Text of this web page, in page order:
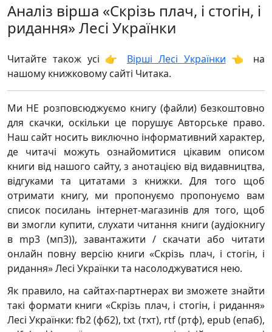
Аналіз вірша «Скрізь плач, і стогін, і
ридання» Лесі Українки
Читайте також усі 👉 Вірші Лесі Українки 👈 на
нашому книжковому сайті Читака.
Ми НЕ розповсюджуємо книгу (файли) безкоштовно
для скачки, оскільки це порушує Авторське право.
Наш сайт носить виключно інформативний характер,
де читачі можуть ознайомитися цікавим описом
книги від нашого сайту, з анотацією від видавництва,
відгуками та цитатами з книжки. Для того щоб
отримати книгу, ми пропонуємо пропонуємо вам
список посилань інтернет-магазинів для того, щоб
ви змогли купити, слухати читання книги (аудіокнигу
в mp3 (мп3)), завантажити / скачати або читати
онлайн повну версію книги «Скрізь плач, і стогін, і
ридання» Лесі Українки та насолоджуватися нею.
Як правило, на сайтах-партнерах ви зможете знайти
такі формати книги «Скрізь плач, і стогін, і ридання»
Лесі Українки: fb2 (фб2), txt (тхт), rtf (ртф), epub (епаб),